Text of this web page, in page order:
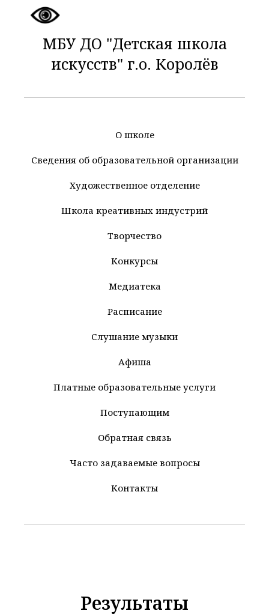
МБУ ДО "Детская школа
искусств" г.о. Королёв
О школе
Сведения об образовательной организации
Художественное отделение
Школа креативных индустрий
Творчество
Конкурсы
Медиатека
Расписание
Слушание музыки
Афиша
Платные образовательные услуги
Поступающим
Обратная связь
Часто задаваемые вопросы
Контакты
Результаты